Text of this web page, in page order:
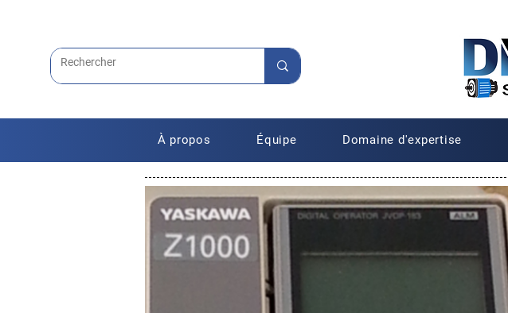
À propos Équipe Domaine d'expertise